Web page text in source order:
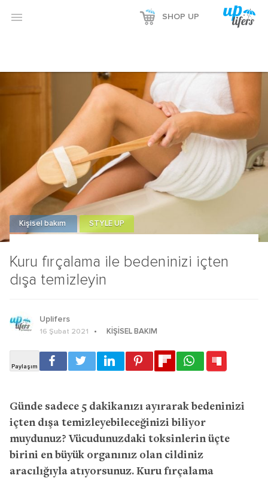
 SHOP UP
Kuru fırçalama ile bedeninizi içten
dışa temizleyin
Kişisel bakım STYLE UP
Uplifers
16 Şubat 2021 KIŞISEL BAKIM
Günde sadece 5 dakikanızı ayırarak bedeninizi
içten dışa temizleyebileceğinizi biliyor
muydunuz? Vücudunuzdaki toksinlerin üçte
birini en büyük organınız olan cildiniz
aracılığıyla atıyorsunuz. Kuru fırçalama